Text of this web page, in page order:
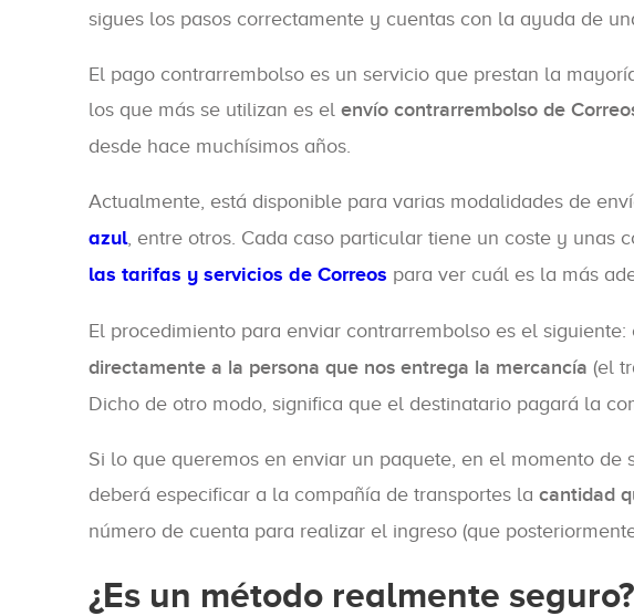
sigues los pasos correctamente y cuentas con la ayuda de
El pago contrarrembolso es un servicio que prestan la
los que más se utilizan es el envío contrarrembolso de
desde hace muchísimos años.
Actualmente, está disponible para varias modalidades de
azul, entre otros. Cada caso particular tiene un coste y unas
las tarifas y servicios de Correos para ver cuál es la más
El procedimiento para enviar contrarrembolso es el siguiente:
directamente a la persona que nos entrega la mercancía (el
Dicho de otro modo, significa que el destinatario pagará la
Si lo que queremos en enviar un paquete, en el momento
deberá especificar a la compañía de transportes la cantidad
número de cuenta para realizar el ingreso (que
¿Es un método realmente seguro?